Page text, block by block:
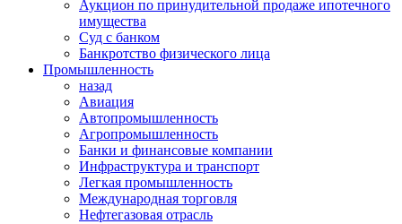
Аукцион по принудительной продаже ипотечного
имущества
Суд с банком
Банкротство физического лица
Промышленность
назад
Авиация
Автопромышленность
Агропромышленность
Банки и финансовые компании
Инфраструктура и транспорт
Легкая промышленность
Международная торговля
Нефтегазовая отрасль